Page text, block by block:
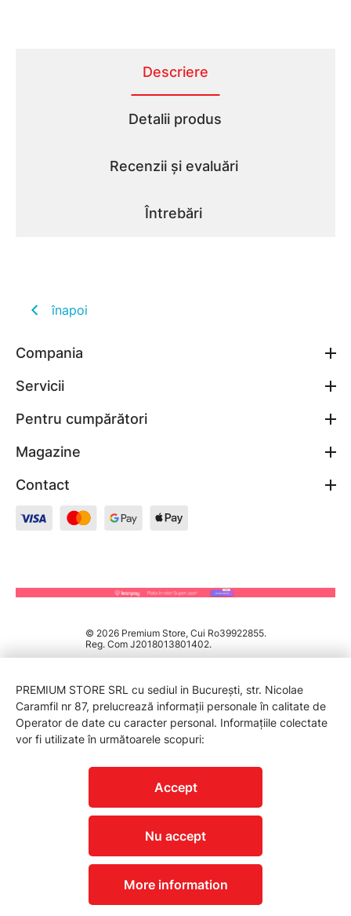
Descriere
Detalii produs
Recenzii și evaluări
Întrebări
înapoi
Compania
Servicii
Pentru cumpărători
Magazine
Contact
© 2026 Premium Store, Cui Ro39922855.
Reg. Com J2018013801402.
PREMIUM STORE SRL cu sediul in București, str. Nicolae
Caramfil nr 87, prelucrează informații personale în calitate de
Operator de date cu caracter personal. Informațiile colectate
vor fi utilizate în următoarele scopuri:
Accept
Nu accept
More information